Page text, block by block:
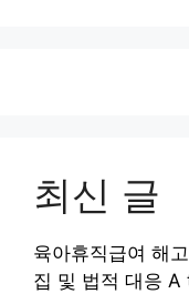
최신 글
육아휴직급여 해
집 및 법적 대응 A